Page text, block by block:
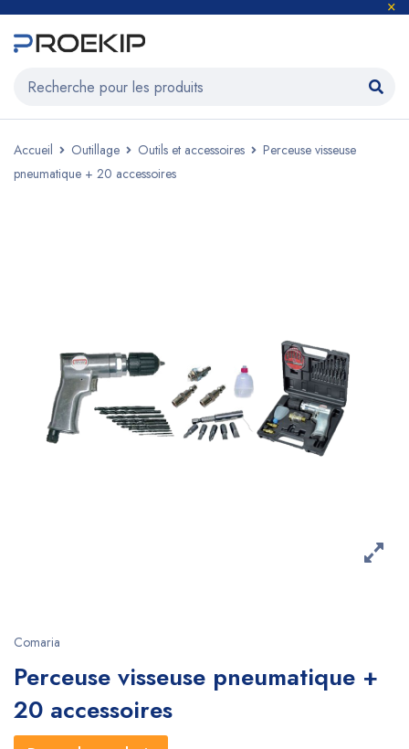
Accueil Outillage Outils et accessoires
Perceuse visseuse
pneumatique + 20 accessoires
Comaria
Perceuse visseuse pneumatique +
20 accessoires